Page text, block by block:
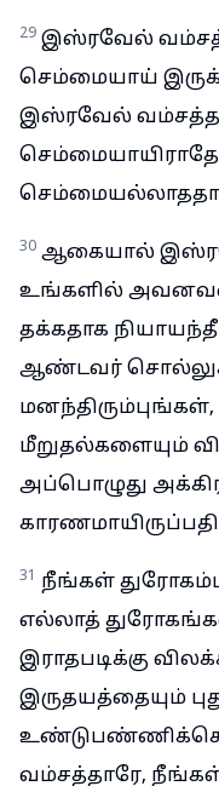
29 இஸ்ரவேல்
செம்மையாய்
இஸ்ரவேல்
30 ஆகையால்
உங்களில்
தக்கதாக
ஆண்டவர்
மீறுதல்களையும்
அப்பொழுது
31 நீங்கள்
எல்லாத்
இராதபடிக்கு
இருதயத்தையும்
வம்சத்தாரே,